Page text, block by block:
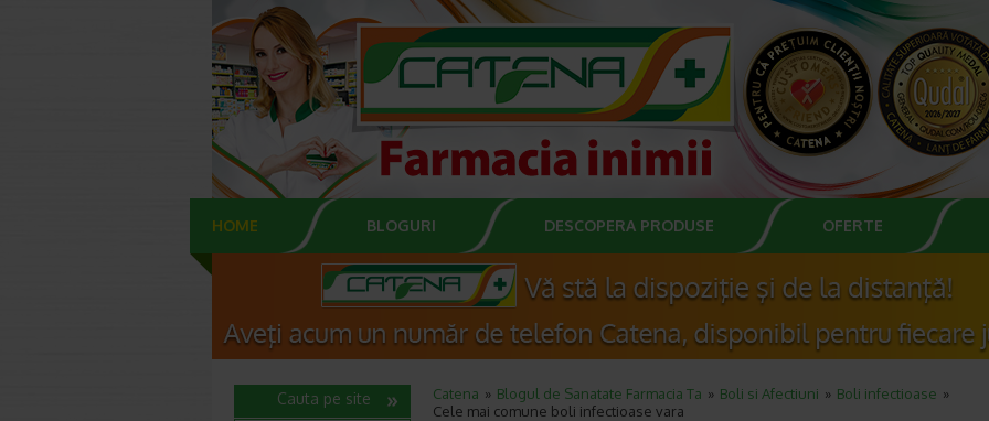
HOME BLOGURI DESCOPERA PRODUSE OFERTE
Catena Blogul de Sanatate Farmacia Ta Boli si Afectiuni
Boli infectioase
Cele mai comune boli infectioase vara
Cauta pe site